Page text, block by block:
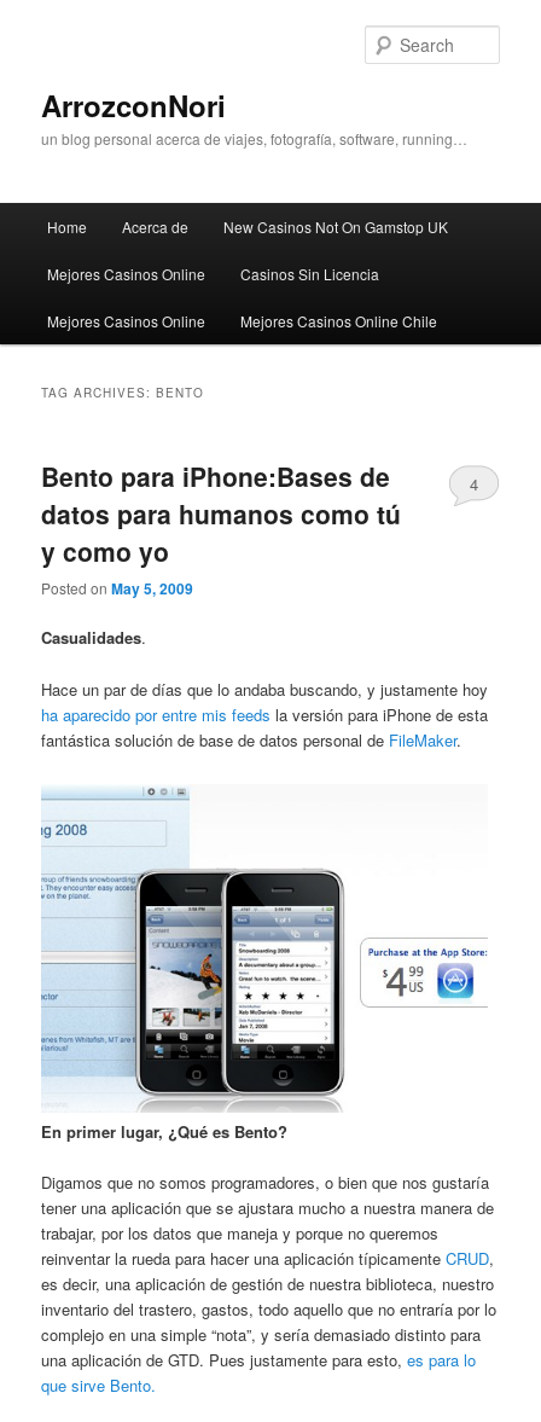
ArrozconNori
un blog personal acerca de viajes, fotografía, software, running…
Skip to primary content
Skip to secondary content
Home Acerca de New Casinos Not On Gamstop UK
Mejores Casinos Online Casinos Sin Licencia
Mejores Casinos Online Mejores Casinos Online Chile
TAG ARCHIVES:BENTO
Bento para iPhone:Bases de
datos para humanos como tú
y como yo
Posted onMay 5, 2009
4
Casualidades.
Hace un par de días que lo andaba buscando, y justamente hoy
ha aparecido por entre mis feeds la versión para iPhone de esta
fantástica solución de base de datos personal de FileMaker.
En primer lugar, ¿Qué es Bento?
Digamos que no somos programadores, o bien que nos gustaría
tener una aplicación que se ajustara mucho a nuestra manera de
trabajar, por los datos que maneja y porque no queremos
reinventar la rueda para hacer una aplicación típicamenteCRUD,
es decir, una aplicación de gestión de nuestra biblioteca, nuestro
inventario del trastero, gastos, todo aquello que no entraría por lo
complejo en una simple “nota”, y sería demasiado distinto para
una aplicación de GTD. Pues justamente para esto, es para lo
que sirve Bento.